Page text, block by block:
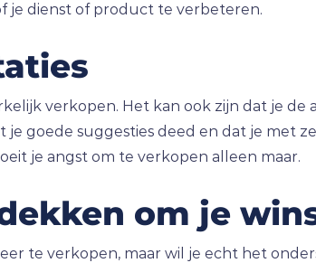
je dienst of product te verbeteren.
verkopen. Het kan ook zijn dat je
goede suggesties deed en dat je met
je angst om te verkopen alleen maar.
om je
te verkopen, maar wil je echt het